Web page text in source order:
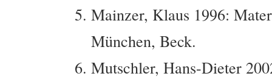
Mainzer, Klaus 1996:
München, Beck.
Mutschler, Hans-Dieter